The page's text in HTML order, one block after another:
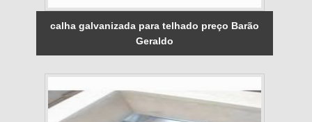
calha galvanizada para telhado preço Barão
Geraldo